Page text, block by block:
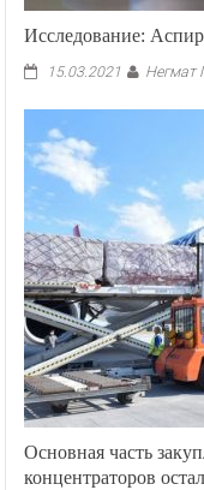
Исследование:
15.03.2021 Негмат
Основная часть
концентраторов